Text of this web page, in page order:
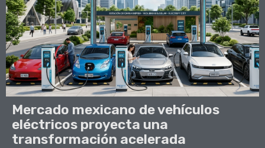
Mercado mexicano de vehículos
eléctricos proyecta una
transformación acelerada